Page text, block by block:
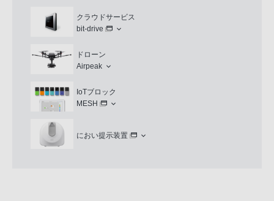
クラウドサービス
bit-drive
ドローン
Airpeak
IoTブロック
MESH
におい提示装置